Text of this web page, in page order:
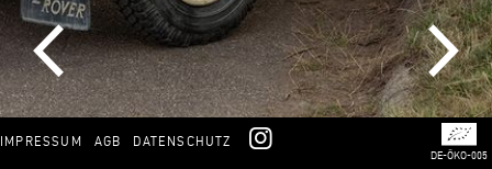
Zurück
IMPRESSUM AGB DATENSCHUTZ INSTAGRAM
DE-ÖKO-005